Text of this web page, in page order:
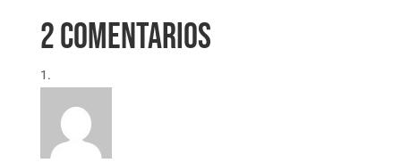
2 Comentarios